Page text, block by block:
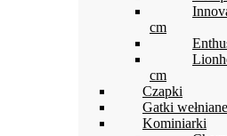
cm
cm
Czapki
Gatki
Kominiarki